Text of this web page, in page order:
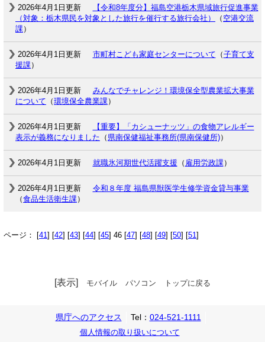
2026年4月1日更新
【令和8年度分】福島空港栃木県域旅行促進事業
（対象：栃木県民を対象とした旅行を催行する旅行会社）
（ 空港交流
課）
2026年4月1日更新 市町村こども家庭センターについて （子育て支
援課）
2026年4月1日更新
みんなでチャレンジ！環境保全型農業拡大事業
について （環境保全農業課）
2026年4月1日更新
【重要】「カシューナッツ」の食物アレルギー
表示が義務になりました （ 県南保健福祉事務所(県南保健所)）
2026年4月1日更新 就職氷河期世代活躍支援 （ 雇用労政課）
2026年4月1日更新
令和８年度 福島県獣医学生修学資金貸与事業
（食品生活衛生課）
ページ： [41] [42] [43] [44] [45] 46 [47] [48] [49] [50] [51]
[表示] モバイル パソコン トップに戻る
県庁へのアクセス Tel： 024-521-1111
個人情報の取り扱いについて